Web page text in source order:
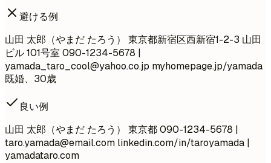
避ける例
山田 太郎（やまだ たろう） 東京都新宿区西新宿1-2-3 山田
ビル 101号室 090-1234-5678 |
yamada_taro_cool@yahoo.co.jp myhomepage.jp/yamada
既婚、30歳
良い例
山田 太郎（やまだ たろう） 東京都 090-1234-5678 |
taro.yamada@email.com linkedin.com/in/taroyamada |
yamadataro.com